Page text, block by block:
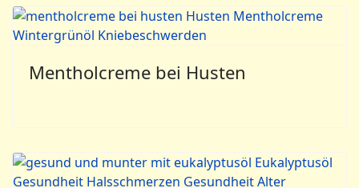
Mentholcreme bei Husten